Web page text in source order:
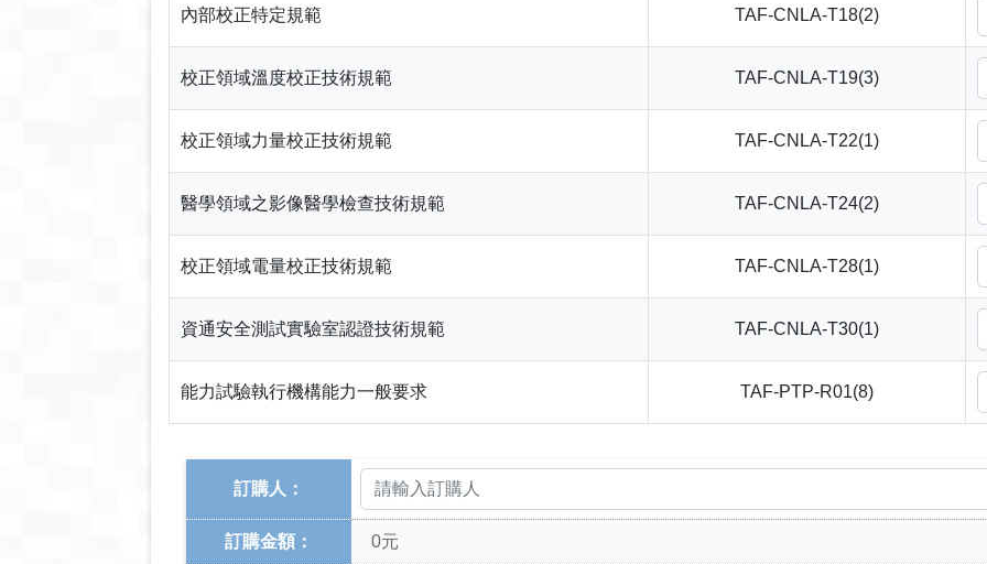
內部校正特定規範 TAF-CNLA-T18(2)
校正領域溫度校正技術規範 TAF-CNLA-T19(3)
校正領域力量校正技術規範 TAF-CNLA-T22(1)
醫學領域之影像醫學檢查技術規範 TAF-CNLA-T24(2)
校正領域電量校正技術規範 TAF-CNLA-T28(1)
資通安全測試實驗室認證技術規範 TAF-CNLA-T30(1)
能力試驗執行機構能力一般要求 TAF-PTP-R01(8)
訂購人：
訂購金額： 0元